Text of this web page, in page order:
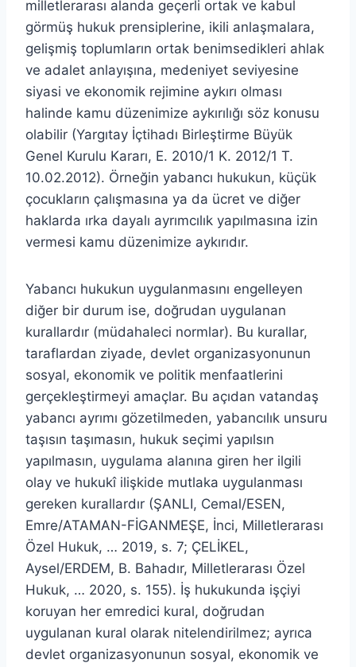
milletlerarası alanda geçerli ortak ve kabul
görmüş hukuk prensiplerine, ikili anlaşmalara,
gelişmiş toplumların ortak benimsedikleri ahlak
ve adalet anlayışına, medeniyet seviyesine
siyasi ve ekonomik rejimine aykırı olması
halinde kamu düzenimize aykırılığı söz konusu
olabilir (Yargıtay İçtihadı Birleştirme Büyük
Genel Kurulu Kararı, E. 2010/1 K. 2012/1 T.
10.02.2012). Örneğin yabancı hukukun, küçük
çocukların çalışmasına ya da ücret ve diğer
haklarda ırka dayalı ayrımcılık yapılmasına izin
vermesi kamu düzenimize aykırıdır.
Yabancı hukukun uygulanmasını engelleyen
diğer bir durum ise, doğrudan uygulanan
kurallardır (müdahaleci normlar). Bu kurallar,
taraflardan ziyade, devlet organizasyonunun
sosyal, ekonomik ve politik menfaatlerini
gerçekleştirmeyi amaçlar. Bu açıdan vatandaş
yabancı ayrımı gözetilmeden, yabancılık unsuru
taşısın taşımasın, hukuk seçimi yapılsın
yapılmasın, uygulama alanına giren her ilgili
olay ve hukukî ilişkide mutlaka uygulanması
gereken kurallardır (ŞANLI, Cemal/ESEN,
Emre/ATAMAN-FİGANMEŞE, İnci, Milletlerarası
Özel Hukuk, … 2019, s. 7; ÇELİKEL,
Aysel/ERDEM, B. Bahadır, Milletlerarası Özel
Hukuk, … 2020, s. 155). İş hukukunda işçiyi
koruyan her emredici kural, doğrudan
uygulanan kural olarak nitelendirilmez; ayrıca
devlet organizasyonunun sosyal, ekonomik ve